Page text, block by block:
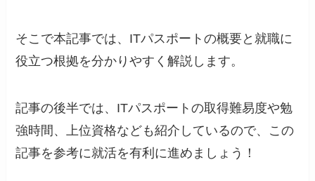
そこで本記事では、ITパスポートの概要と就職に
役立つ根拠を分かりやすく解説します。
記事の後半では、ITパスポートの取得難易度や勉
強時間、上位資格なども紹介しているので、この
記事を参考に就活を有利に進めましょう！